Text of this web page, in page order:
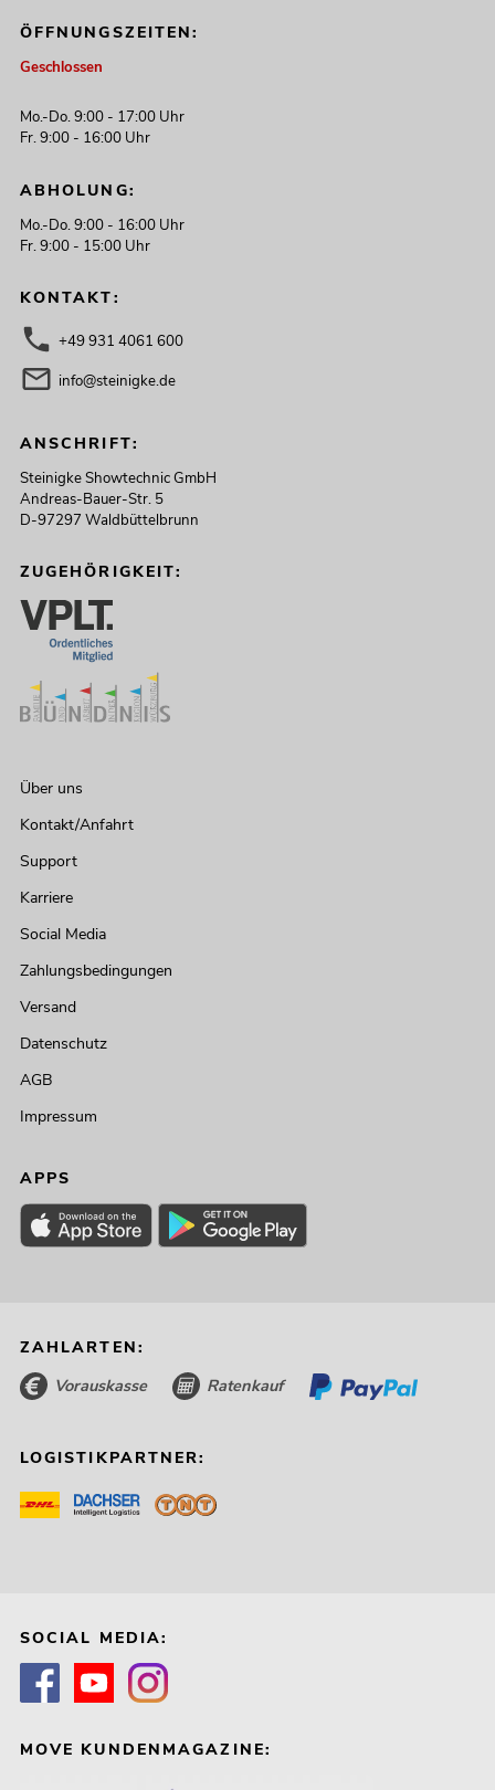
ÖFFNUNGSZEITEN:
Geschlossen
Mo.-Do. 9:00 - 17:00 Uhr
Fr. 9:00 - 16:00 Uhr
ABHOLUNG:
Mo.-Do. 9:00 - 16:00 Uhr
Fr. 9:00 - 15:00 Uhr
KONTAKT:
+49 931 4061 600
info@steinigke.de
ANSCHRIFT:
Steinigke Showtechnic GmbH
Andreas-Bauer-Str. 5
D-97297 Waldbüttelbrunn
ZUGEHÖRIGKEIT:
Über uns
Kontakt/Anfahrt
Support
Karriere
Social Media
Zahlungsbedingungen
Versand
Datenschutz
AGB
Impressum
APPS
ZAHLARTEN:
Vorauskasse Ratenkauf
LOGISTIKPARTNER:
SOCIAL MEDIA:
MOVE KUNDENMAGAZINE: